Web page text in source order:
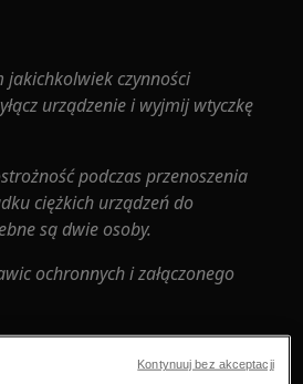
jakichkolwiek czynności
urządzenie i wyjmij wtyczkę
podczas przenoszenia
ciężkich urządzeń do
są dwie osoby.
ochronnych i załączonego
samodzielna naprawa lub
może mieć konsekwencje
Kontynuuj bez akceptacji